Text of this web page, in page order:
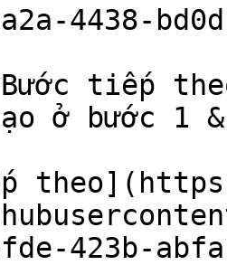
4438-
tiếp
ở bước 1
423b-